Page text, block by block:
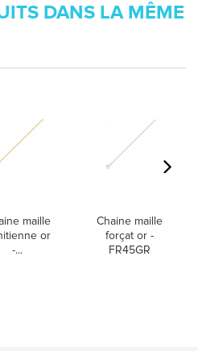
DANS LA MÊME
maille
or
-...
Chaine maille
forçat or -
FR45GR